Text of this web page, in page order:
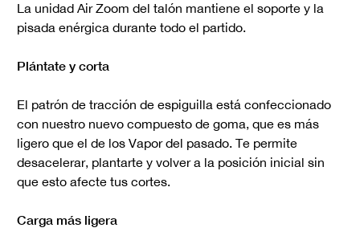
La unidad Air Zoom del talón mantiene el soporte y la
pisada enérgica durante todo el partido.
Plántate y corta
El patrón de tracción de espiguilla está confeccionado
con nuestro nuevo compuesto de goma, que es más
ligero que el de los Vapor del pasado. Te permite
desacelerar, plantarte y volver a la posición inicial sin
que esto afecte tus cortes.
Carga más ligera